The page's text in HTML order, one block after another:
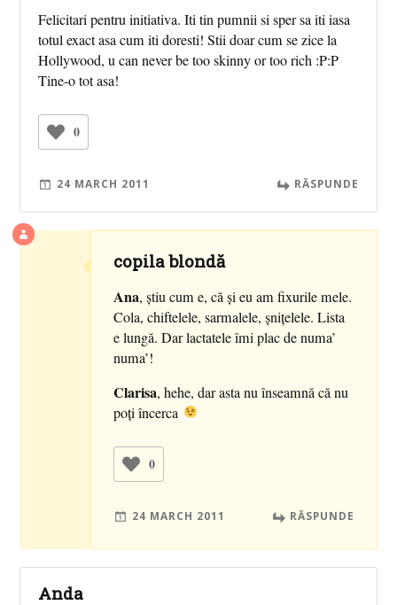
Felicitari pentru initiativa. Iti tin pumnii si sper sa iti iasa
totul exact asa cum iti doresti! Stii doar cum se zice la
Hollywood, u can never be too skinny or too rich :P:P
Tine-o tot asa!
0
24 MARCH 2011 RĂSPUNDE
copila blondă
Ana, ştiu cum e, că şi eu am fixurile mele.
Cola, chiftelele, sarmalele, şniţelele. Lista
e lungă. Dar lactatele îmi plac de numa’
numa’!
Clarisa, hehe, dar asta nu înseamnă că nu
poţi încerca
0
24 MARCH 2011 RĂSPUNDE
Anda